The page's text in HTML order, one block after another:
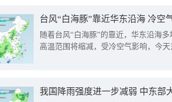
台风“白海豚”靠近华东沿海 冷空
随着台风“白海豚”的靠近，华东沿海
高温范围将缩减，受冷空气影响，今天